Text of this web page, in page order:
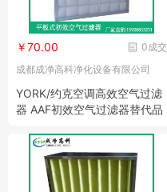
0成交
￥70.00
成都成净高科净化设备有限公司
YORK/约克空调高效空气过滤
器 AAF初效空气过滤器替代品